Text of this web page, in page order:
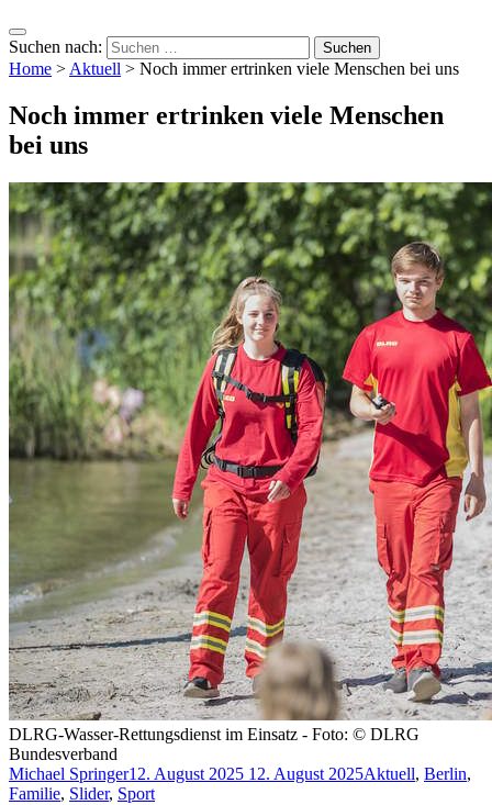
Suchen nach:
Home >Aktuell > Noch immer ertrinken viele Menschen bei uns
Noch immer ertrinken viele Menschen
bei uns
DLRG-Wasser-Rettungsdienst im Einsatz - Foto: © DLRG
Bundesverband
Michael Springer12. August 2025 12. August 2025Aktuell, Berlin,
Familie, Slider, Sport